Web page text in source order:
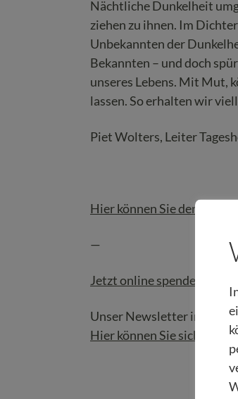
Nächtliche Dunkelheit
ziehen zu ihnen. Im
Unbekannten der
Bekannten – und doch
unseres Lebens. Mit Mut,
lassen. So erhalten wir
Piet Wolters, Leiter
Hier können Sie den
—
Jetzt online spenden und
Unser Newsletter
Hier können Sie sich